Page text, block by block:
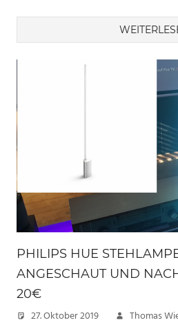
PHILIPS HUE
ANGESCHAUT UND
20€
27. Oktober 2019 Thomas